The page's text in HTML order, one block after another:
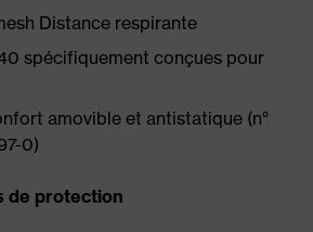
Distance respirante
spécifiquement conçues pour
amovible et antistatique (n°
0)
de protection